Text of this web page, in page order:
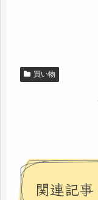
買い物
関連記事